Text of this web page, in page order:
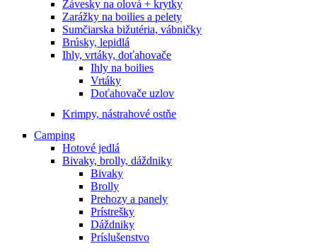
Závesky na olová + krytky
Zarážky na boilies a pelety
Sumčiarska bižutéria, vábničky
Brúsky, lepidlá
Ihly, vrtáky, doťahovače
Ihly na boilies
Vrtáky
Doťahovače uzlov
Krimpy, nástrahové ostňe
Camping
Hotové jedlá
Bivaky, brolly, dáždniky
Bivaky
Brolly
Prehozy a panely
Prístrešky
Dáždniky
Príslušenstvo